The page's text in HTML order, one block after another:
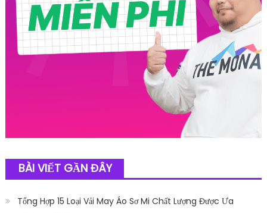
BÀI VIẾT GẦN ĐÂY
Tổng Hợp 15 Loại Vải May Áo Sơ Mi Chất Lượng Được Ưa